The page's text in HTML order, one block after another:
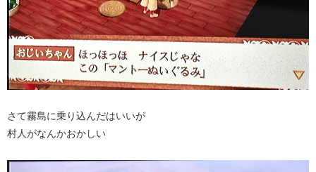
さて霧島に乗り込んだはいいが
村人がなんかおかしい